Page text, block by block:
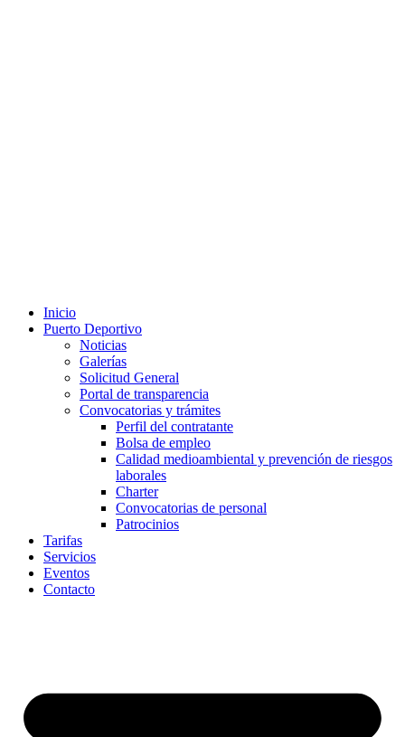
Inicio
Puerto Deportivo
Noticias
Galerías
Solicitud General
Portal de transparencia
Convocatorias y trámites
Perfil del contratante
Bolsa de empleo
Calidad medioambiental y prevención de riesgos
laborales
Charter
Convocatorias de personal
Patrocinios
Tarifas
Servicios
Eventos
Contacto